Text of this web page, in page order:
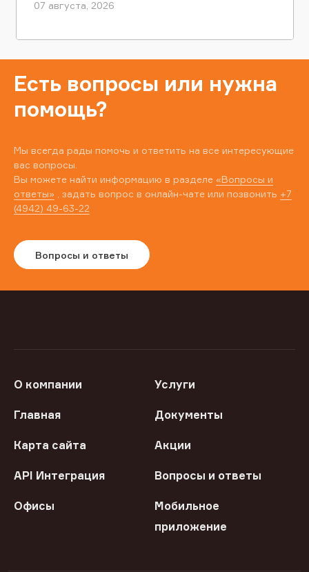
07 августа, 2026
Есть вопросы или нужна
помощь?
Мы всегда рады помочь и ответить на все интересующие
вас вопросы.
Вы можете найти информацию в разделе «Вопросы и
ответы» , задать вопрос в онлайн-чате или позвонить +7
(4942) 49-63-22
Вопросы и ответы
О компании Услуги
Главная Документы
Карта сайта Акции
API Интеграция Вопросы и ответы
Офисы
Мобильное
приложение